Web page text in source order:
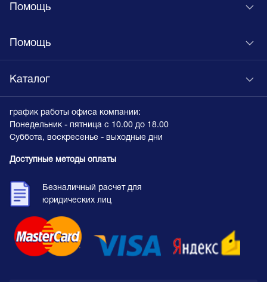
Помощь
Помощь
Каталог
график работы офиса компании:
Понедельник - пятница с 10.00 до 18.00
Суббота, воскресенье - выходные дни
Доступные методы оплаты
Безналичный расчет для
юридических лиц